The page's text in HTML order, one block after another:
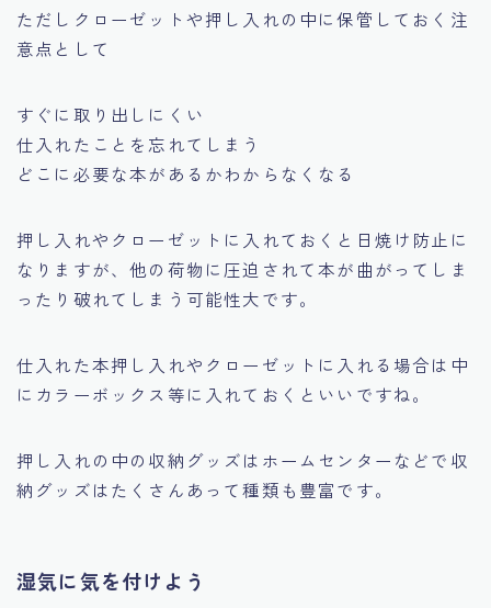
ただしクローゼットや押し入れの中に保管しておく注
意点として
すぐに取り出しにくい
仕入れたことを忘れてしまう
どこに必要な本があるかわからなくなる
押し入れやクローゼットに入れておくと日焼け防止に
なりますが、他の荷物に圧迫されて本が曲がってしま
ったり破れてしまう可能性大です。
仕入れた本押し入れやクローゼットに入れる場合は中
にカラーボックス等に入れておくといいですね。
押し入れの中の収納グッズはホームセンターなどで収
納グッズはたくさんあって種類も豊富です。
湿気に気を付けよう